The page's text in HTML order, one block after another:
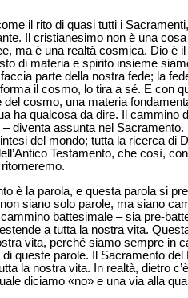
il rito di quasi tutti i
Il cristianesimo non è una
ma è una realtà cosmica. Dio è
di materia e spirito insieme
parte della nostra fede; la
il cosmo, lo tira a sé. E con
del cosmo, una materia
ha qualcosa da dire. Il
– diventa assunta nel
del mondo; tutta la ricerca di
Testamento, che così,
è la parola, e questa parola si
siano solo parole, ma siano
battesimale – sia pre-
a tutta la nostra vita.
vita, perché siamo sempre in
queste parole. Il Sacramento
la nostra vita. In realtà, dietro
diciamo «no» e una via alla